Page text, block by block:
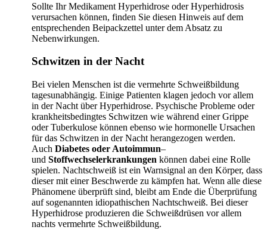
Sollte Ihr Medikament Hyperhidrose oder Hyperhidrosis
verursachen können, finden Sie diesen Hinweis auf dem
entsprechenden Beipackzettel unter dem Absatz zu
Nebenwirkungen.
Schwitzen in der Nacht
Bei vielen Menschen ist die vermehrte Schweißbildung
tagesunabhängig. Einige Patienten klagen jedoch vor allem
in der Nacht über Hyperhidrose. Psychische Probleme oder
krankheitsbedingtes Schwitzen wie während einer Grippe
oder Tuberkulose können ebenso wie hormonelle Ursachen
für das Schwitzen in der Nacht herangezogen werden.
Auch Diabetes oder Autoimmun–
und Stoffwechselerkrankungen können dabei eine Rolle
spielen. Nachtschweiß ist ein Warnsignal an den Körper, dass
dieser mit einer Beschwerde zu kämpfen hat. Wenn alle diese
Phänomene überprüft sind, bleibt am Ende die Überprüfung
auf sogenannten idiopathischen Nachtschweiß. Bei dieser
Hyperhidrose produzieren die Schweißdrüsen vor allem
nachts vermehrte Schweißbildung.